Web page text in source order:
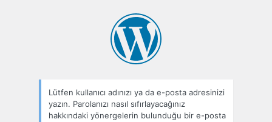
Lütfen kullanıcı adınızı ya da e-posta adresinizi
yazın. Parolanızı nasıl sıfırlayacağınız
hakkındaki yönergelerin bulunduğu bir e-posta